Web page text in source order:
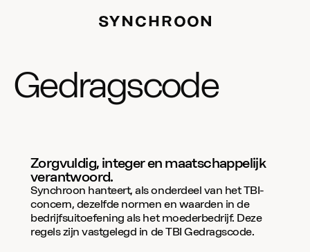
Gedragscode
Zorgvuldig, integer en maatschappelijk
verantwoord.
Synchroon hanteert, als onderdeel van het TBI-
concern, dezelfde normen en waarden in de
bedrijfsuitoefening als het moederbedrijf. Deze
regels zijn vastgelegd in de TBI Gedragscode.